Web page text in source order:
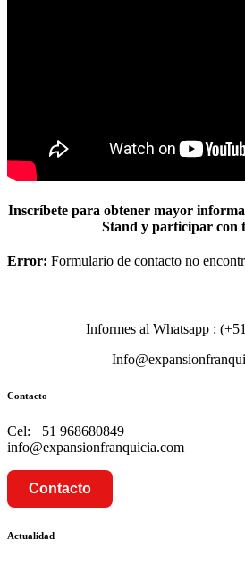
Inscríbete para obtener mayor
Stand y participar con
Error: Formulario de contacto no
Informes al Whatsapp :
Contacto
Cel: +51 968680849
info@expansionfranquicia.com
Contacto
Actualidad